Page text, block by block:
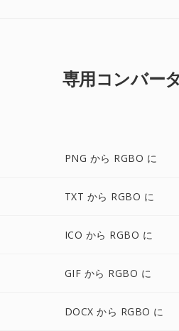
専用コンバー
PNG から RGBO に
TXT から RGBO に
ICO から RGBO に
GIF から RGBO に
DOCX から RGBO に